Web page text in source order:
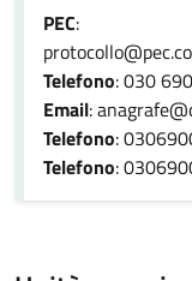
PEC:
Telefono: 030
Email:
Telefono:
Telefono: